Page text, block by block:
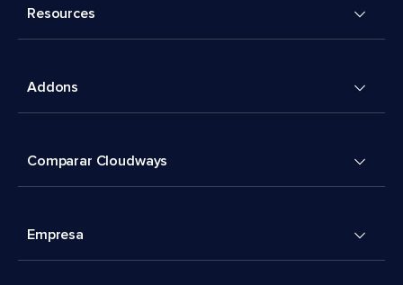
Resources
Addons
Comparar Cloudways
Empresa